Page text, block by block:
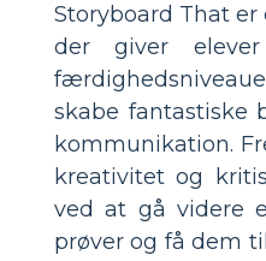
Storyboard That
der giver
skabe fantastiske
kommunikation.
kreativitet og
ved at gå videre
prøver og få dem